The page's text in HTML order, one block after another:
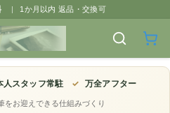
| 1か月以内 返品・交換可
人スタッフ常駐 ✓ 万全アフター
をお迎えできる仕組みづくり